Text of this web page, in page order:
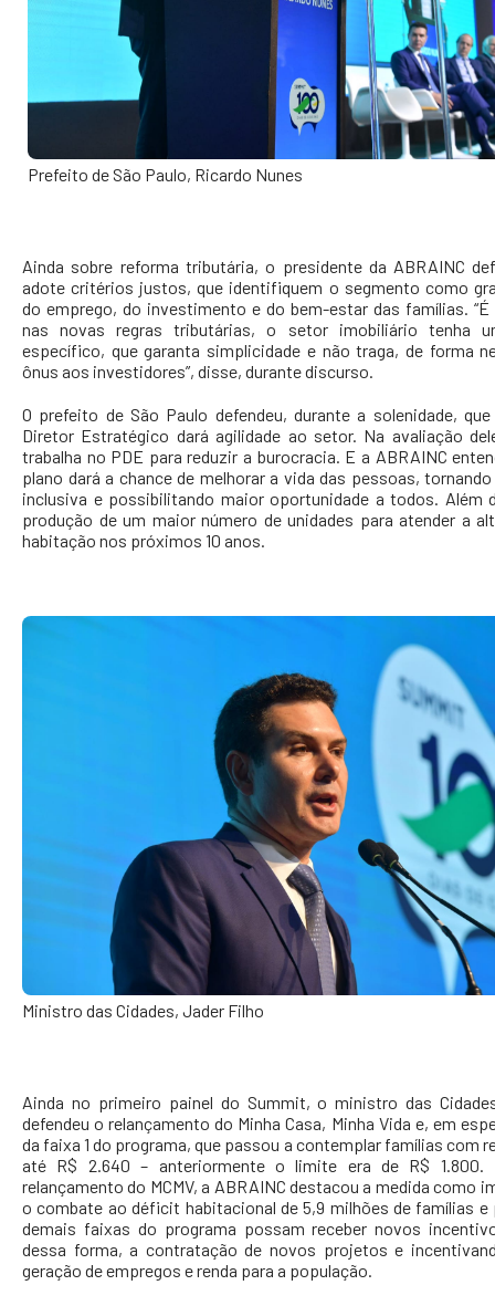
Prefeito de São Paulo, Ricardo Nunes
Ainda sobre reforma tributária, o presidente da ABRAINC
adote critérios justos, que identifiquem o segmento como
do emprego, do investimento e do bem-estar das famílias. “É
nas novas regras tributárias, o setor imobiliário tenha
específico, que garanta simplicidade e não traga, de forma
ônus aos investidores”, disse, durante discurso.
O prefeito de São Paulo defendeu, durante a solenidade,
Diretor Estratégico dará agilidade ao setor. Na avaliação
trabalha no PDE para reduzir a burocracia. E a ABRAINC
plano dará a chance de melhorar a vida das pessoas,
inclusiva e possibilitando maior oportunidade a todos. Além
produção de um maior número de unidades para atender a
habitação nos próximos 10 anos.
Ministro das Cidades, Jader Filho
Ainda no primeiro painel do Summit, o ministro das
defendeu o relançamento do Minha Casa, Minha Vida e, em
da faixa 1 do programa, que passou a contemplar famílias com
até R$ 2.640 – anteriormente o limite era de R$ 1.800.
relançamento do MCMV, a ABRAINC destacou a medida como
o combate ao déficit habitacional de 5,9 milhões de famílias e
demais faixas do programa possam receber novos
dessa forma, a contratação de novos projetos e
geração de empregos e renda para a população.